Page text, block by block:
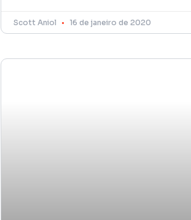
Scott Aniol 16 de janeiro de 2020